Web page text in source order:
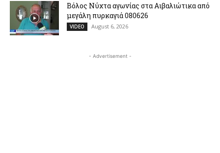
Βόλος Νύχτα αγωνίας στα Αιβαλιώτικα από
μεγάλη πυρκαγιά 080626
VIDEO August 6, 2026
- Advertisement -